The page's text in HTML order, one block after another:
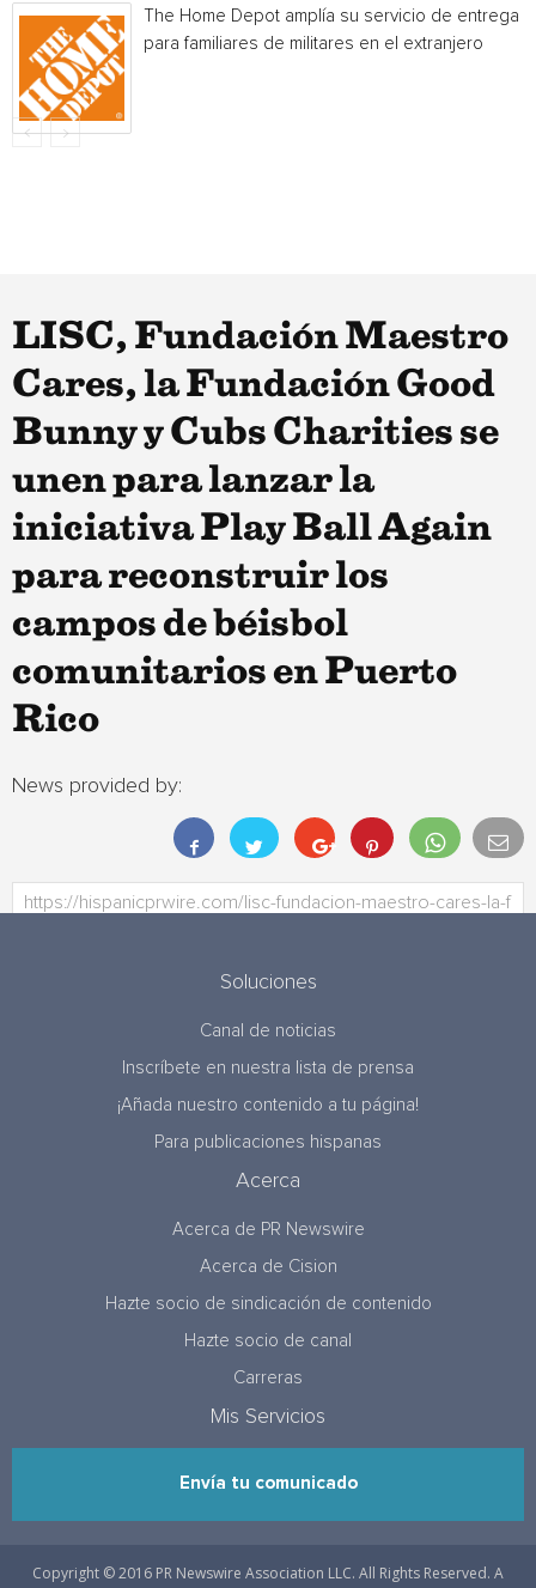
The Home Depot amplía su servicio de entrega
para familiares de militares en el extranjero
LISC, Fundación Maestro
Cares, la Fundación Good
Bunny y Cubs Charities se
unen para lanzar la
iniciativa Play Ball Again
para reconstruir los
campos de béisbol
comunitarios en Puerto
Rico
News provided by:
Soluciones
Canal de noticias
Inscríbete en nuestra lista de prensa
¡Añada nuestro contenido a tu página!
Para publicaciones hispanas
Acerca
Acerca de PR Newswire
Acerca de Cision
Hazte socio de sindicación de contenido
Hazte socio de canal
Carreras
Mis Servicios
Envía tu comunicado
Copyright © 2016 PR Newswire Association LLC. All Rights Reserved. A